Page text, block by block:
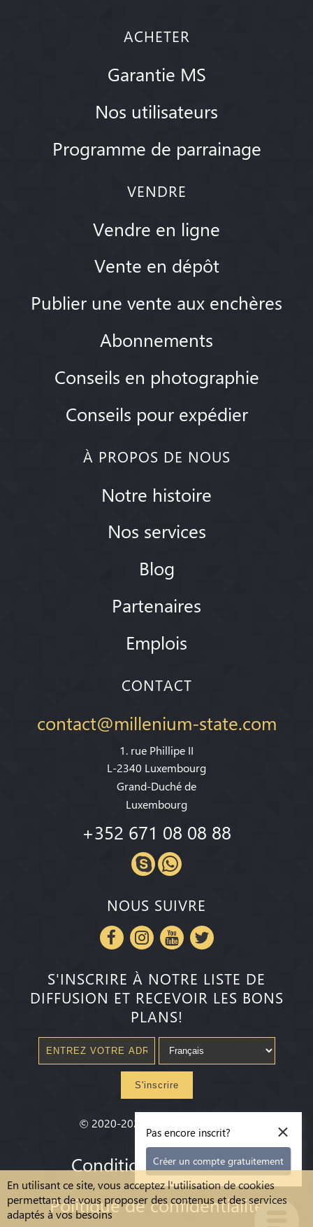
En utilisant ce site, vous acceptez l'utilisation de cookies
permettant de vous proposer des contenus et des services
adaptés à vos besoins
ACHETER
Garantie MS
Nos utilisateurs
Programme de parrainage
VENDRE
Vendre en ligne
Vente en dépôt
Publier une vente aux enchères
Abonnements
Conseils en photographie
Conseils pour expédier
À PROPOS DE NOUS
Notre histoire
Nos services
Blog
Partenaires
Emplois
CONTACT
contact@millenium-state.com
1. rue Phillipe II
L-2340 Luxembourg
Grand-Duché de
Luxembourg
+352 671 08 08 88
NOUS SUIVRE
S'INSCRIRE À NOTRE LISTE DE
DIFFUSION ET RECEVOIR LES BONS
PLANS!
S'inscrire
© 2020-2026
Conditions Générales
Politique de confidentialité
×
Pas encore inscrit?
Créer un compte gratuitement